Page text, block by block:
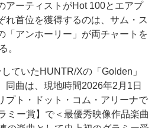
アーティストがHot 100とエアプ
れ首位を獲得するのは、サム・ス
「アンホーリー」が両チャートを
。
ていたHUNTR/Xの「Golden」
同曲は、現地時間2026年2月1日
プト・ドット・コム・アリーナで
ミー賞】で＜最優秀映像作品楽曲